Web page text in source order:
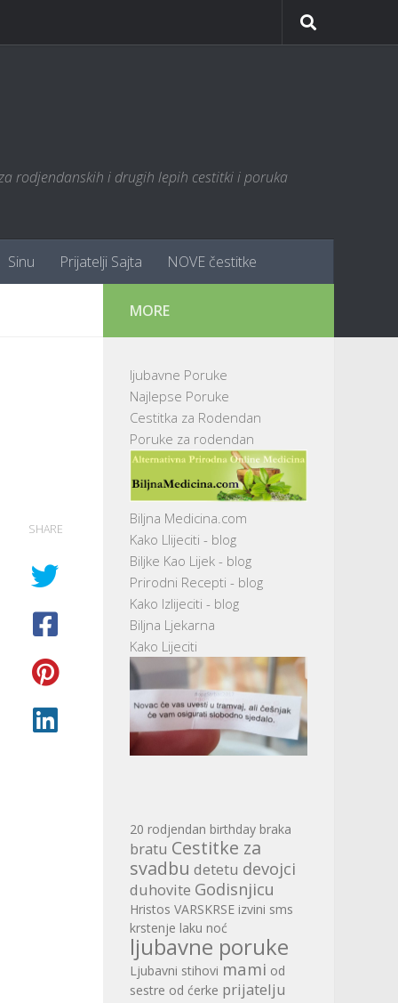
rodjendanskih i drugih lepih cestitki i poruka
Sinu Prijatelji Sajta NOVE čestitke
SHARE
MORE
ljubavne Poruke
Najlepse Poruke
Cestitka za Rodendan
Poruke za rodendan
Biljna Medicina.com
Kako Llijeciti - blog
Biljke Kao Lijek - blog
Prirodni Recepti - blog
Kako Izlijeciti - blog
Biljna Ljekarna
Kako Lijeciti
20 rodjendan birthday braka
bratu Cestitke za
svadbu detetu devojci
duhovite Godisnjicu
Hristos VARSKRSE izvini sms
krstenje laku noć
ljubavne poruke
Ljubavni stihovi mami od
sestre od ćerke prijatelju